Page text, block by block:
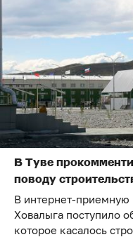
В Туве
поводу
В интернет-приемную
Ховалыга поступило
которое касалось